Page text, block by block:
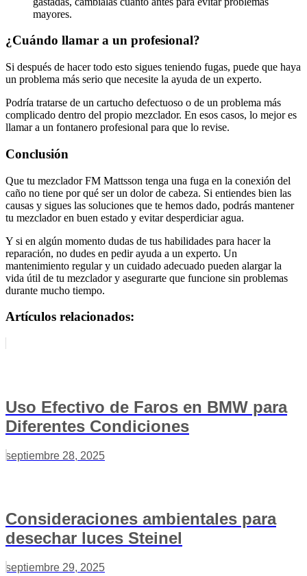
mayores.
¿Cuándo llamar a un profesional?
Si después de hacer todo esto sigues teniendo fugas, puede que haya
un problema más serio que necesite la ayuda de un experto.
Podría tratarse de un cartucho defectuoso o de un problema más
complicado dentro del propio mezclador. En esos casos, lo mejor es
llamar a un fontanero profesional para que lo revise.
Conclusión
Que tu mezclador FM Mattsson tenga una fuga en la conexión del
caño no tiene por qué ser un dolor de cabeza. Si entiendes bien las
causas y sigues las soluciones que te hemos dado, podrás mantener
tu mezclador en buen estado y evitar desperdiciar agua.
Y si en algún momento dudas de tus habilidades para hacer la
reparación, no dudes en pedir ayuda a un experto. Un
mantenimiento regular y un cuidado adecuado pueden alargar la
vida útil de tu mezclador y asegurarte que funcione sin problemas
durante mucho tiempo.
Artículos relacionados:
Uso Efectivo de Faros en BMW para
Diferentes Condiciones
septiembre 28, 2025
Consideraciones ambientales para
desechar luces Steinel
septiembre 29, 2025